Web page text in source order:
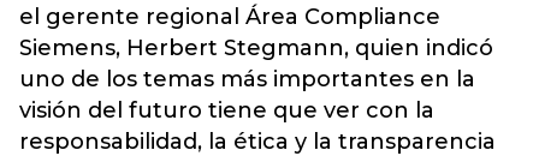
el gerente regional Área Compliance
Siemens, Herbert Stegmann, quien indicó
uno de los temas más importantes en la
visión del futuro tiene que ver con la
responsabilidad, la ética y la transparencia